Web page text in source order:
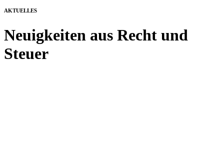
AKTUELLES
Neuigkeiten aus Recht und
Steuer